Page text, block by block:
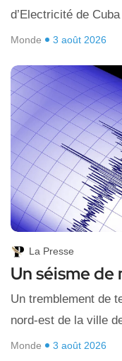
d’Electricité de
Monde 3 août 2026
La Presse
Un séisme
Un tremblement de
nord-est de la ville
Monde 3 août 2026